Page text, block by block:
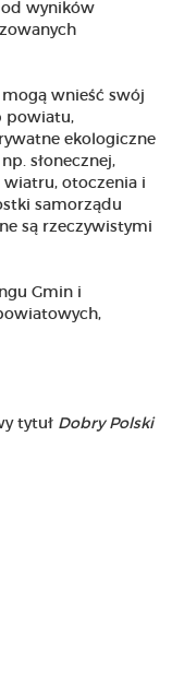
od wyników
wnieść swój
powiatu,
ekologiczne
słonecznej,
wiatru, otoczenia i
samorządu
są rzeczywistymi
Gmin i
tytuł Dobry Polski